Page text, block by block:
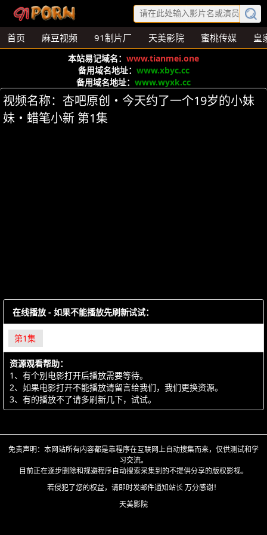
首页 麻豆视频 91制片厂 天美影院 蜜桃传媒 皇
本站易记域名： www.tianmei.one
备用域名地址： www.xbyc.cc
备用域名地址： www.wyxk.cc
视频名称：杏吧原创・今天约了一个19岁的小妹
妹・蜡笔小新 第1集
在线播放 - 如果不能播放先刷新试试：
第1集
资源观看帮助：
1、有个别电影打开后播放需要等待。
2、如果电影打开不能播放请留言给我们，我们更换资源。
3、有的播放不了请多刷新几下，试试。
免责声明：本网站所有内容都是靠程序在互联网上自动搜集而来，仅供测试和学
习交流。
目前正在逐步删除和规避程序自动搜索采集到的不提供分享的版权影视。
若侵犯了您的权益，请即时发邮件通知站长 万分感谢！
天美影院